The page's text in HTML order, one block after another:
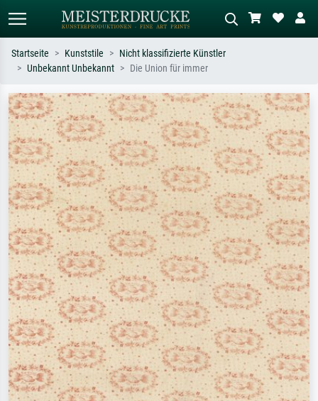
Suchen Sie nach Künstlern, Werktiteln
oder Stilen – z.B. Monet,
Sternennacht, Impressionismus, Welle
Hokusai, Akt.
Beschreiben Sie die Szene – z.B. Grüne
Wiese, Abstrakt mit viel Rot, Dunkles
Ölgemälde, Stehender Akt neben einem
Baum.
Startseite Kunststile
Nicht klassifizierte Künstler
Unbekannt Unbekannt
Die Union für immer